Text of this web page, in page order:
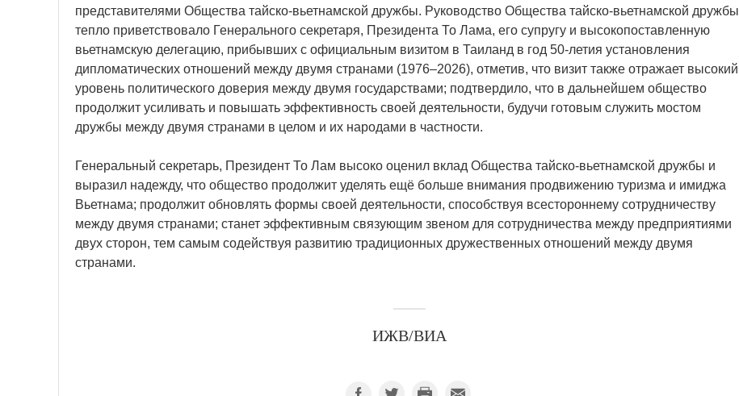
представителями Общества тайско-вьетнамской дружбы. Руководство Общества тайско-вьетнамской дружбы
тепло приветствовало Генерального секретаря, Президента То Лама, его супругу и высокопоставленную
вьетнамскую делегацию, прибывших с официальным визитом в Таиланд в год 50-летия установления
дипломатических отношений между двумя странами (1976–2026), отметив, что визит также отражает высокий
уровень политического доверия между двумя государствами; подтвердило, что в дальнейшем общество
продолжит усиливать и повышать эффективность своей деятельности, будучи готовым служить мостом
дружбы между двумя странами в целом и их народами в частности.
Генеральный секретарь, Президент То Лам высоко оценил вклад Общества тайско-вьетнамской дружбы и
выразил надежду, что общество продолжит уделять ещё больше внимания продвижению туризма и имиджа
Вьетнама; продолжит обновлять формы своей деятельности, способствуя всестороннему сотрудничеству
между двумя странами; станет эффективным связующим звеном для сотрудничества между предприятиями
двух сторон, тем самым содействуя развитию традиционных дружественных отношений между двумя
странами.
ИЖВ/ВИА